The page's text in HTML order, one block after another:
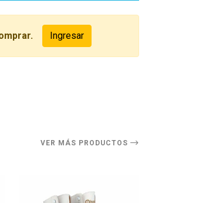
Ingresar
VER MÁS PRODUCTOS